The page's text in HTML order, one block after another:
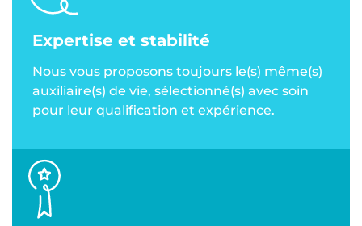
Expertise et stabilité
Nous vous proposons toujours le(s) même(s)
auxiliaire(s) de vie, sélectionné(s) avec soin
pour leur qualification et expérience.